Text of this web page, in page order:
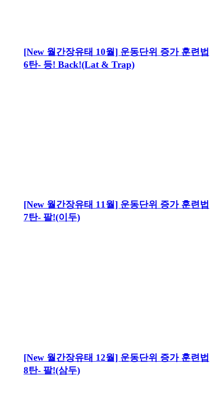
[New 월간장유태 10월] 운동단위 증가 훈련법
6탄- 등! Back!(Lat & Trap)
[New 월간장유태 11월] 운동단위 증가 훈련법
7탄- 팔!(이두)
[New 월간장유태 12월] 운동단위 증가 훈련법
8탄- 팔!(삼두)